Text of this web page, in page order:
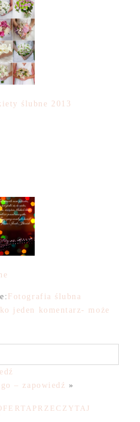
ślubne 2013
Fotografia ślubna
jeden komentarz- może
– zapowiedź »
PRZECZYTAJ